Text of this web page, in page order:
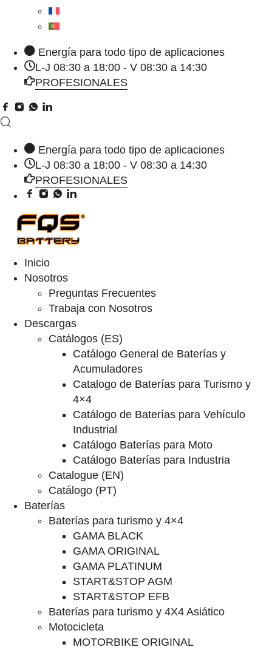
Energía para todo tipo de aplicaciones
L-J 08:30 a 18:00 - V 08:30 a 14:30
PROFESIONALES
Energía para todo tipo de aplicaciones
L-J 08:30 a 18:00 - V 08:30 a 14:30
PROFESIONALES
Inicio
Nosotros
Preguntas Frecuentes
Trabaja con Nosotros
Descargas
Catálogos (ES)
Catálogo General de Baterías y
Acumuladores
Catalogo de Baterías para Turismo y
4×4
Catálogo de Baterías para Vehículo
Industrial
Catálogo Baterías para Moto
Catálogo Baterías para Industria
Catalogue (EN)
Catálogo (PT)
Baterías
Baterías para turismo y 4×4
GAMA BLACK
GAMA ORIGINAL
GAMA PLATINUM
START&STOP AGM
START&STOP EFB
Baterías para turismo y 4X4 Asiático
Motocicleta
MOTORBIKE ORIGINAL